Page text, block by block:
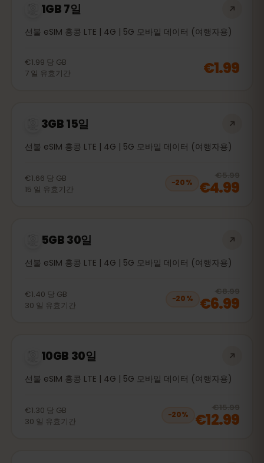
1GB 7일
선불 eSIM 홍콩 LTE | 4G | 5G 모바일 데이터 (여행자용)
€1.99 당 GB
7 일 유효기간 €1.99
3GB 15일
선불 eSIM 홍콩 LTE | 4G | 5G 모바일 데이터 (여행자용)
€1.66 당 GB
15 일 유효기간
−20%
€5.99
€4.99
5GB 30일
선불 eSIM 홍콩 LTE | 4G | 5G 모바일 데이터 (여행자용)
€1.40 당 GB
30 일 유효기간
−20%
€8.99
€6.99
10GB 30일
선불 eSIM 홍콩 LTE | 4G | 5G 모바일 데이터 (여행자용)
€1.30 당 GB
30 일 유효기간
−20%
€15.99
€12.99